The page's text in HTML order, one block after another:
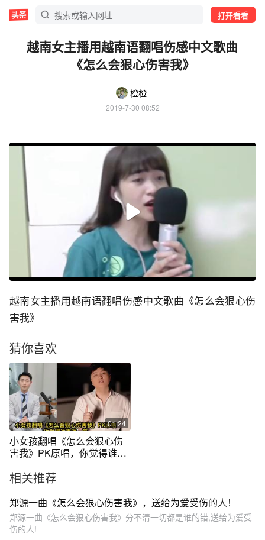
打开看看
越南女主播用越南语翻唱伤感中文歌曲
《怎么会狠心伤害我》
橙橙
2019-7-30 08:52
越南女主播用越南语翻唱伤感中文歌曲《怎么会狠心伤
害我》
猜你喜欢
01:24
小女孩翻唱《怎么会狠心伤
害我》PK原唱，你觉得谁更
相关推荐
郑源一曲《怎么会狠心伤害我》，送给为爱受伤的人！
郑源一曲《怎么会狠心伤害我》分不清一切都是谁的错,送给为爱受
伤的人!